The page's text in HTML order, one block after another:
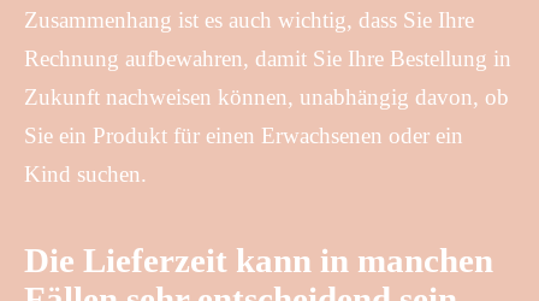
Zusammenhang ist es auch wichtig, dass Sie Ihre
Rechnung aufbewahren, damit Sie Ihre Bestellung in
Zukunft nachweisen können, unabhängig davon, ob
Sie ein Produkt für einen Erwachsenen oder ein
Kind suchen.
Die Lieferzeit kann in manchen